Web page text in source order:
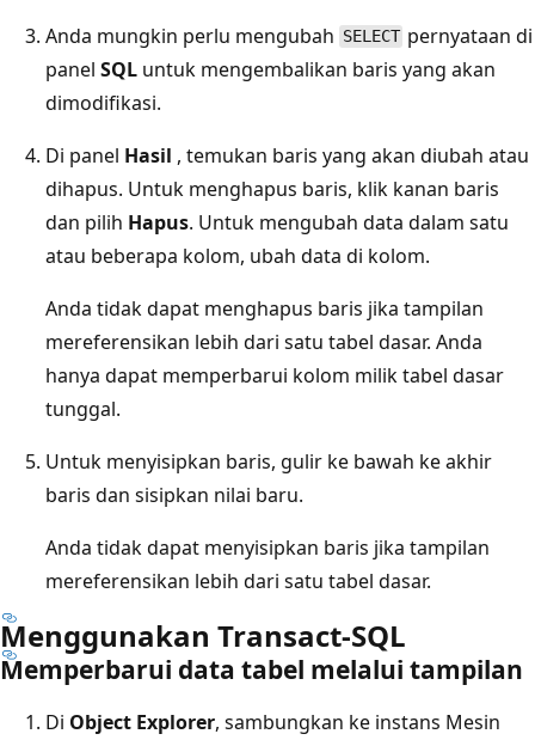
Anda mungkin perlu mengubah SELECT pernyataan di
panel SQL untuk mengembalikan baris yang akan
dimodifikasi.
Di panel Hasil , temukan baris yang akan diubah atau
dihapus. Untuk menghapus baris, klik kanan baris
dan pilih Hapus. Untuk mengubah data dalam satu
atau beberapa kolom, ubah data di kolom.
Anda tidak dapat menghapus baris jika tampilan
mereferensikan lebih dari satu tabel dasar. Anda
hanya dapat memperbarui kolom milik tabel dasar
tunggal.
Untuk menyisipkan baris, gulir ke bawah ke akhir
baris dan sisipkan nilai baru.
Anda tidak dapat menyisipkan baris jika tampilan
mereferensikan lebih dari satu tabel dasar.
Menggunakan Transact-SQL
Memperbarui data tabel melalui tampilan
Di Object Explorer, sambungkan ke instans Mesin